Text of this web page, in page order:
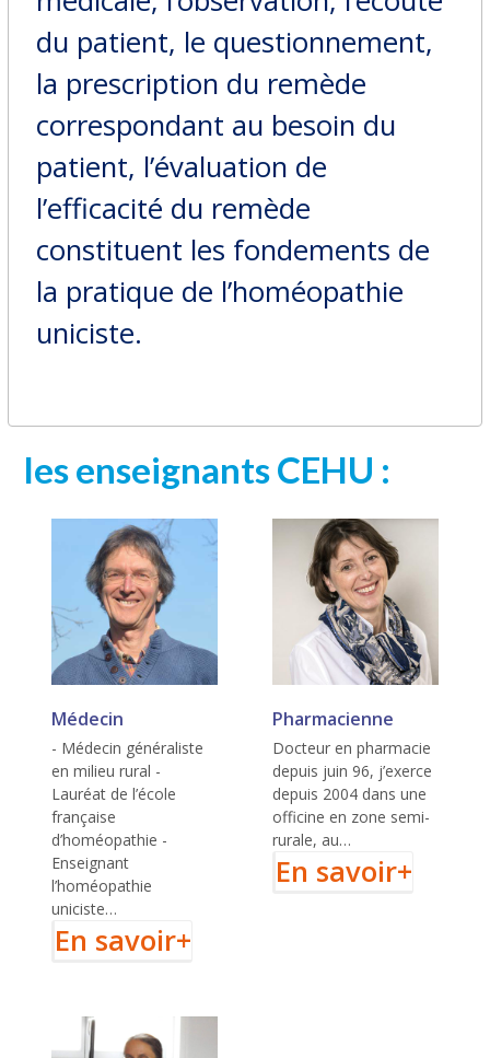
du patient, le questionnement,
la prescription du remède
correspondant au besoin du
patient, l’évaluation de
l’efficacité du remède
constituent les fondements de
la pratique de l’homéopathie
uniciste.
les enseignants CEHU :
Jean-Jacques
Perret
Médecin
- Médecin généraliste
en milieu rural -
Lauréat de l’école
française
d’homéopathie -
Enseignant
l’homéopathie
uniciste…
En savoir+
Muriel Lagoutte
Pharmacienne
Docteur en pharmacie
depuis juin 96, j’exerce
depuis 2004 dans une
officine en zone semi-
rurale, au…
En savoir+